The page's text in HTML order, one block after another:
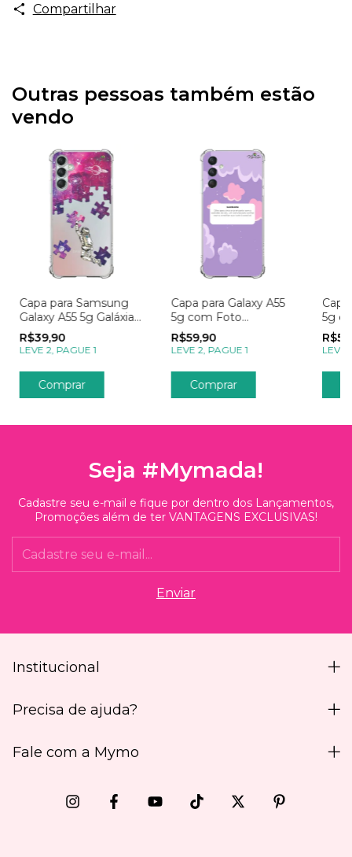
Compartilhar
Outras pessoas também estão
vendo
Capa para Samsung
Galaxy A55 5g Galáxia
Explorando o Universo
Rosa
R$39,90
LEVE 2, PAGUE 1
Comprar
Capa para Galaxy A55
5g com Foto
Momentos Lembrete
R$59,90
LEVE 2, PAGUE 1
5g
LEVE
Seja #Mymada!
Cadastre seu e-mail e fique por dentro dos Lançamentos,
Promoções além de ter VANTAGENS EXCLUSIVAS!
Institucional
Precisa de ajuda?
Fale com a Mymo